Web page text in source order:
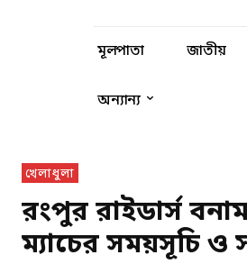
মূলপাতা জাতীয়
অন্যান্য
খেলাধুলা
রংপুর রাইডার্স
ম্যাচের সময়সূচি ও